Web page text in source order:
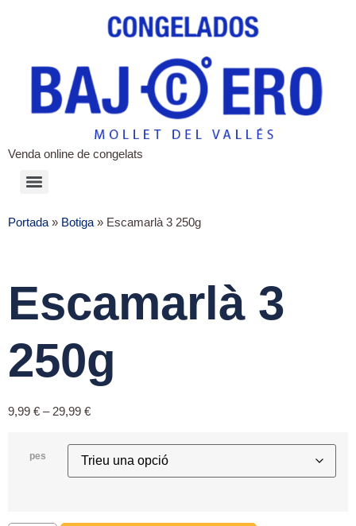
Venda online de congelats
Portada » Botiga » Escamarlà 3 250g
Escamarlà 3
250g
9,99 € – 29,99 €
pes